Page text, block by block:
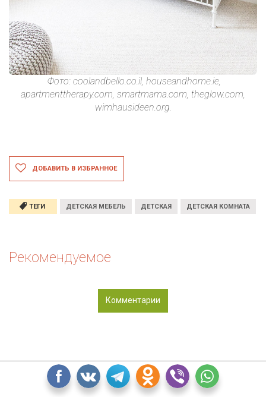
Фото: coolandbello.co.il, houseandhome.ie,
apartmenttherapy.com, smartmama.com, theglow.com,
wimhausideen.org.
ДОБАВИТЬ В ИЗБРАННОЕ
ТЕГИ ДЕТСКАЯ МЕБЕЛЬ ДЕТСКАЯ ДЕТСКАЯ КОМНАТА
Рекомендуемое
Комментарии